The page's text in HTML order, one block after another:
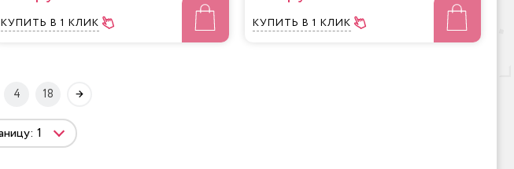
КУПИТЬ В 1 КЛИК КУПИТЬ В 1 КЛИК
4 18